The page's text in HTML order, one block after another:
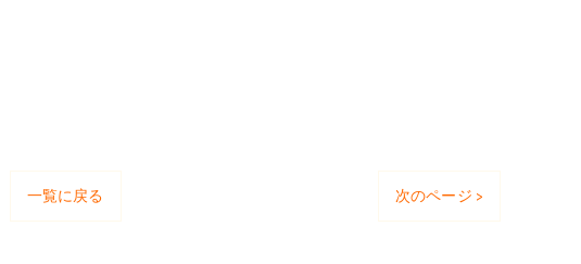
一覧に戻る 次のページ >